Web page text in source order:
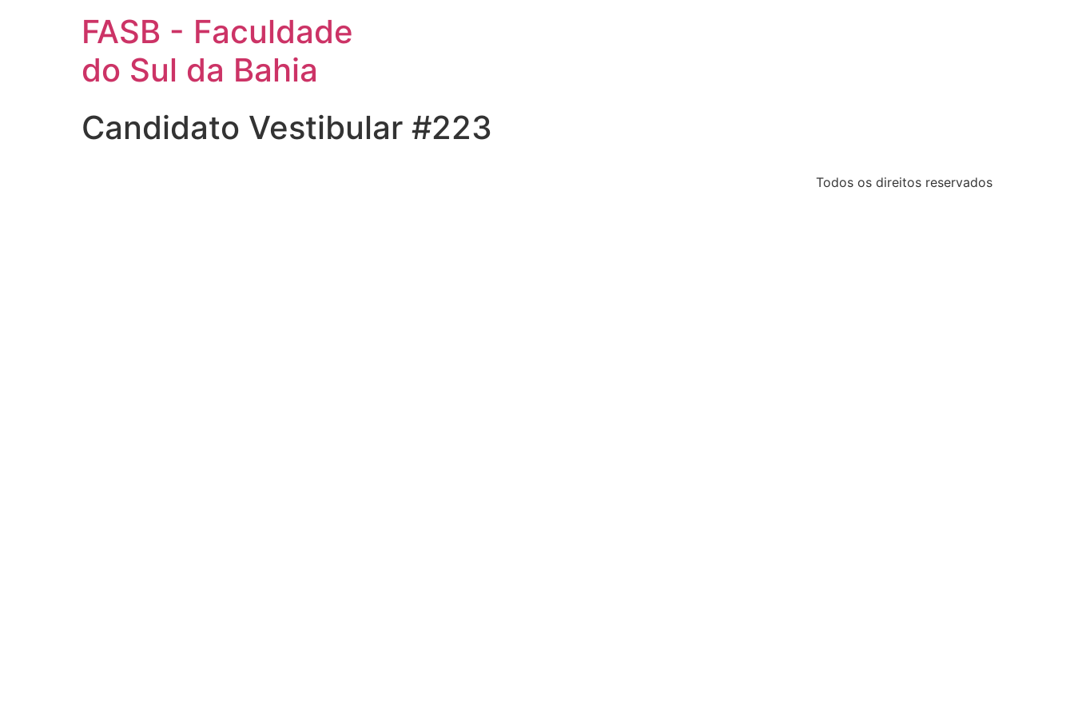
FASB - Faculdade
do Sul da Bahia
Candidato Vestibular #223
Todos os direitos reservados